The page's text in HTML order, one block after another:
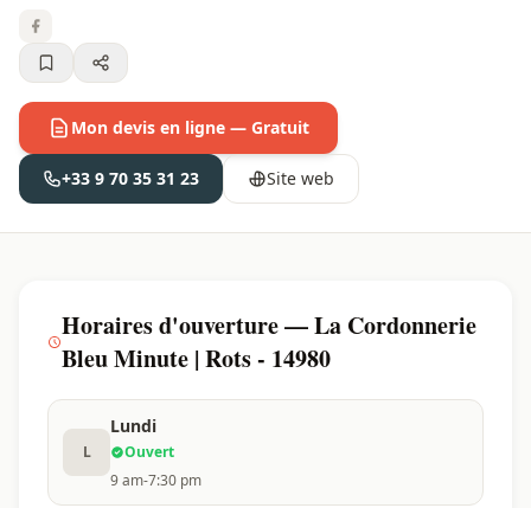
Mon devis en ligne — Gratuit
+33 9 70 35 31 23 Site web
Horaires d'ouverture — La Cordonnerie
Bleu Minute | Rots - 14980
L
Lundi
Ouvert
9 am-7:30 pm